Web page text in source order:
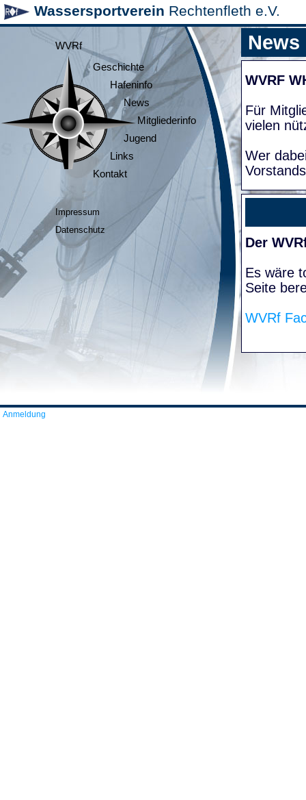
Wassersportverein Rechtenfleth e.V.
WVRf
Geschichte
Hafeninfo
News
Mitgliederinfo
Jugend
Links
Kontakt
Impressum
Datenschutz
News
WVRF
Für
vielen
Wer
Der
Es wäre
Seite
WVRf
Anmeldung